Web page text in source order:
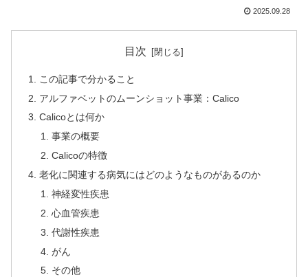
2025.09.28
目次
この記事で分かること
アルファベットのムーンショット事業：Calico
Calicoとは何か
事業の概要
Calicoの特徴
老化に関連する病気にはどのようなものがあるのか
神経変性疾患
心血管疾患
代謝性疾患
がん
その他